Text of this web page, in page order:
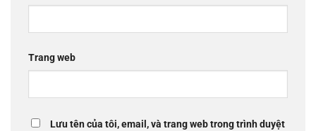
Trang web
Lưu tên của tôi, email, và trang web trong trình duyệt